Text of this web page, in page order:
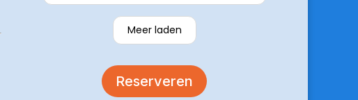
verzekerde om er op tijd te zijn en
stuurde z’n live locatie een paar
minuten voor aanvang bij ons thuis.
volgende keer zou ik weer hier
Meer laden
Reserveren